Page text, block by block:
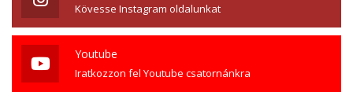
Kövesse Instagram oldalunkat
Youtube
Iratkozzon fel Youtube csatornánkra